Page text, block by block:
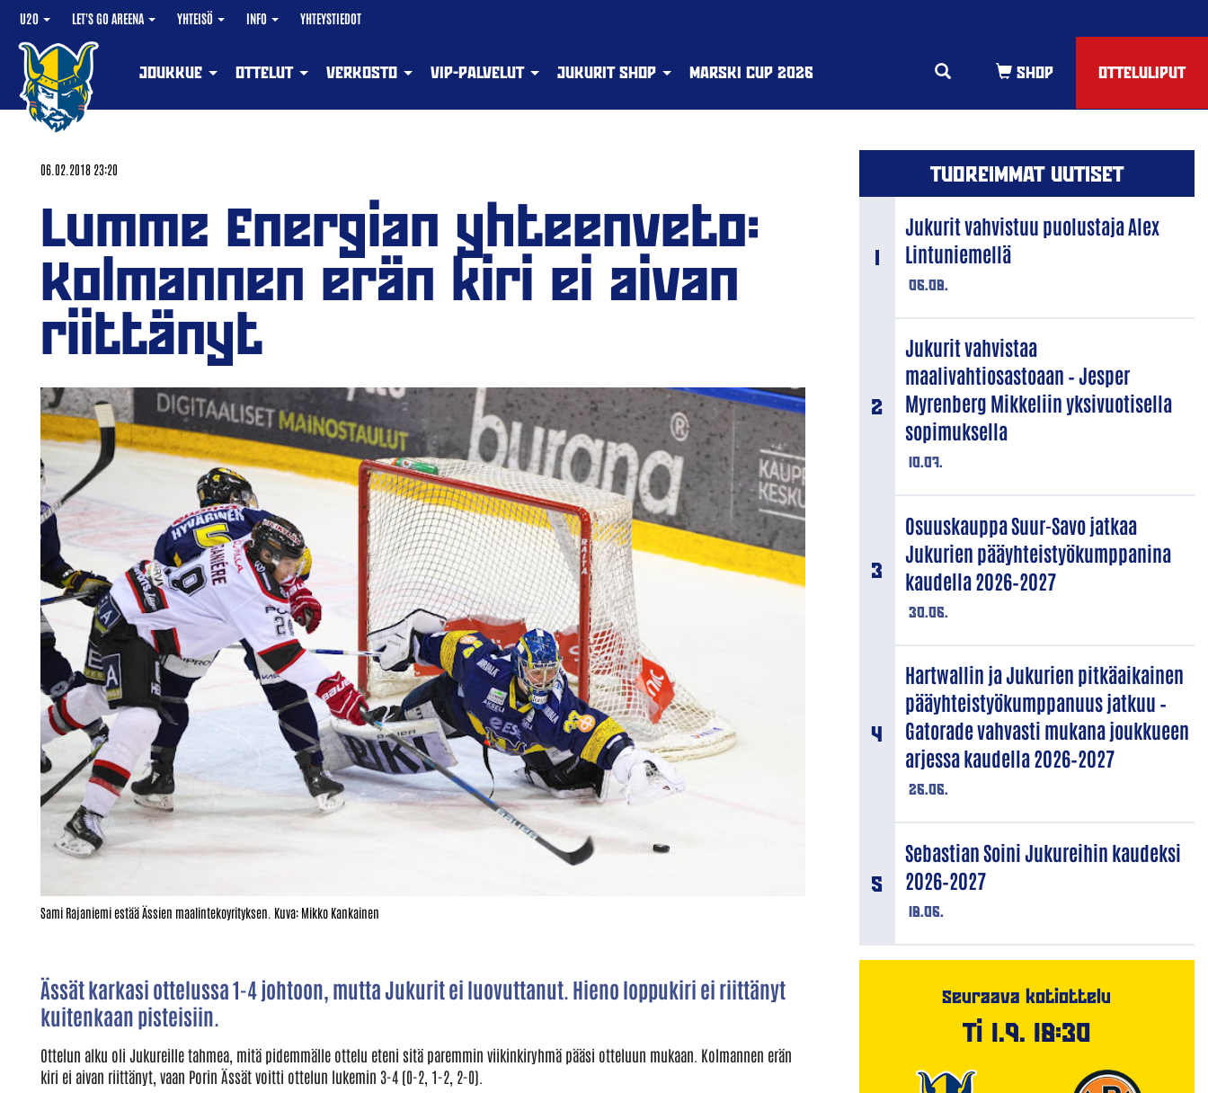
U20 LET'S GO AREENA YHTEISÖ INFO YHTEYSTIEDOT
OTTELULIPUT
JOUKKUE OTTELUT VERKOSTO VIP-PALVELUT JUKURIT SHOP MARSKI CUP 2026
06.02.2018 23:20
Lumme Energian yhteenveto:
Kolmannen erän kiri ei aivan
riittänyt
Sami Rajaniemi estää Ässien maalintekoyrityksen. Kuva: Mikko Kankainen
Ässät karkasi ottelussa 1-4 johtoon, mutta Jukurit ei luovuttanut. Hieno loppukiri ei riittänyt
kuitenkaan pisteisiin.
Ottelun alku oli Jukureille tahmea, mitä pidemmälle ottelu eteni sitä paremmin viikinkiryhmä pääsi otteluun mukaan. Kolmannen erän
kiri ei aivan riittänyt, vaan Porin Ässät voitti ottelun lukemin 3-4 (0-2, 1-2, 2-0).
TUOREIMMAT UUTISET
06.08.
Jukurit vahvistuu puolustaja Alex
Lintuniemellä
10.07.
Jukurit vahvistaa
maalivahtiosastoaan – Jesper
Myrenberg Mikkeliin yksivuotisella
sopimuksella
30.06.
Osuuskauppa Suur-Savo jatkaa
Jukurien pääyhteistyökumppanina
kaudella 2026–2027
26.06.
Hartwallin ja Jukurien pitkäaikainen
pääyhteistyökumppanuus jatkuu –
Gatorade vahvasti mukana joukkueen
arjessa kaudella 2026–2027
18.06.
Sebastian Soini Jukureihin kaudeksi
2026–2027
Seuraava kotiottelu
Ti 1.9. 18:30